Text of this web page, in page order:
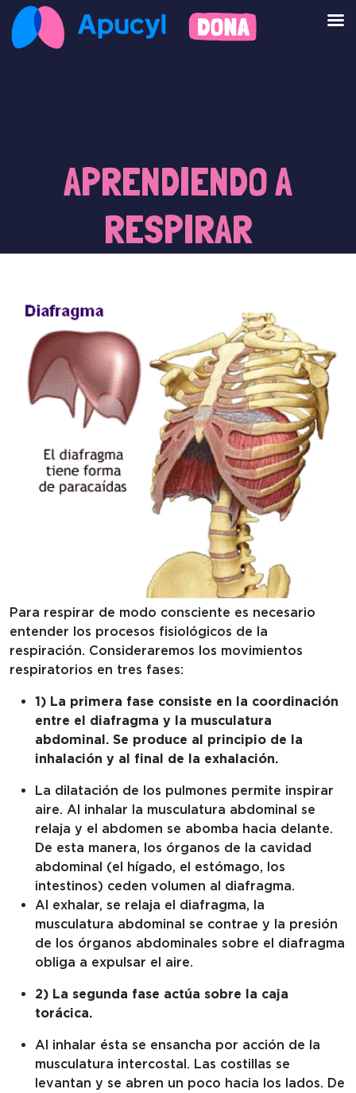
APRENDIENDO A
RESPIRAR
Para respirar de modo consciente es necesario
entender los procesos fisiológicos de la
respiración. Consideraremos los movimientos
respiratorios en tres fases:
1) La primera fase consiste en la coordinación
entre el diafragma y la musculatura
abdominal. Se produce al principio de la
inhalación y al final de la exhalación.
La dilatación de los pulmones permite inspirar
aire. Al inhalar la musculatura abdominal se
relaja y el abdomen se abomba hacia delante.
De esta manera, los órganos de la cavidad
abdominal (el hígado, el estómago, los
intestinos) ceden volumen al diafragma.
Al exhalar, se relaja el diafragma, la
musculatura abdominal se contrae y la presión
de los órganos abdominales sobre el diafragma
obliga a expulsar el aire.
2) La segunda fase actúa sobre la caja
torácica.
Al inhalar ésta se ensancha por acción de la
musculatura intercostal. Las costillas se
levantan y se abren un poco hacia los lados. De